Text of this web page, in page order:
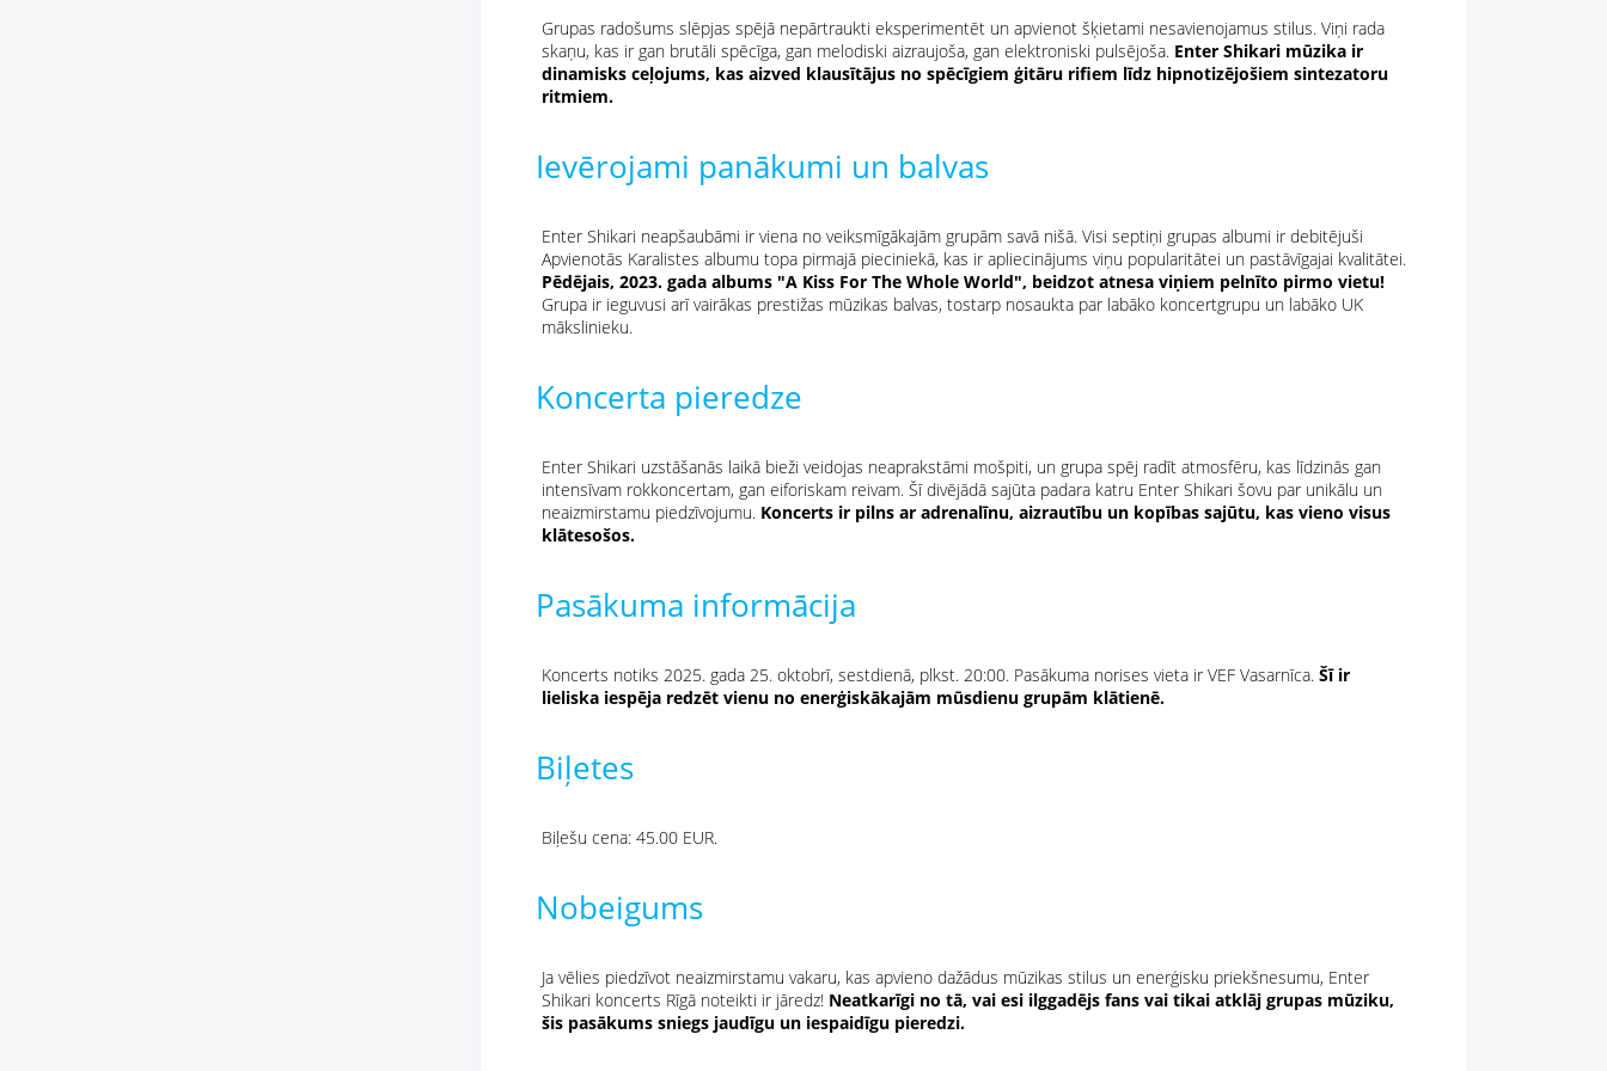
Grupas radošums slēpjas spējā nepārtraukti eksperimentēt un apvienot šķietami nesavienojamus stilus. Viņi rada
skaņu, kas ir gan brutāli spēcīga, gan melodiski aizraujoša, gan elektroniski pulsējoša. Enter Shikari mūzika ir
dinamisks ceļojums, kas aizved klausītājus no spēcīgiem ģitāru rifiem līdz hipnotizējošiem sintezatoru
ritmiem.
Ievērojami panākumi un balvas
Enter Shikari neapšaubāmi ir viena no veiksmīgākajām grupām savā nišā. Visi septiņi grupas albumi ir debitējuši
Apvienotās Karalistes albumu topa pirmajā pieciniekā, kas ir apliecinājums viņu popularitātei un pastāvīgajai kvalitātei.
Pēdējais, 2023. gada albums "A Kiss For The Whole World", beidzot atnesa viņiem pelnīto pirmo vietu!
Grupa ir ieguvusi arī vairākas prestižas mūzikas balvas, tostarp nosaukta par labāko koncertgrupu un labāko UK
mākslinieku.
Koncerta pieredze
Enter Shikari uzstāšanās laikā bieži veidojas neaprakstāmi mošpiti, un grupa spēj radīt atmosfēru, kas līdzinās gan
intensīvam rokkoncertam, gan eiforiskam reivam. Šī divējādā sajūta padara katru Enter Shikari šovu par unikālu un
neaizmirstamu piedzīvojumu. Koncerts ir pilns ar adrenalīnu, aizrautību un kopības sajūtu, kas vieno visus
klātesošos.
Pasākuma informācija
Koncerts notiks 2025. gada 25. oktobrī, sestdienā, plkst. 20:00. Pasākuma norises vieta ir VEF Vasarnīca. Šī ir
lieliska iespēja redzēt vienu no enerģiskākajām mūsdienu grupām klātienē.
Biļetes
Biļešu cena: 45.00 EUR.
Nobeigums
Ja vēlies piedzīvot neaizmirstamu vakaru, kas apvieno dažādus mūzikas stilus un enerģisku priekšnesumu, Enter
Shikari koncerts Rīgā noteikti ir jāredz! Neatkarīgi no tā, vai esi ilggadējs fans vai tikai atklāj grupas mūziku,
šis pasākums sniegs jaudīgu un iespaidīgu pieredzi.